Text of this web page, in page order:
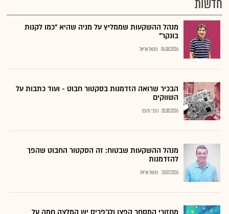
חדשות
מנהל ההשקעות שממליץ על מניה שהיא "כמו לקנות
בונקר"
04.08.2026 נתנאל אריאל
הבכיר שרואה הזדמנות בסקטור חבוט - ועוד כתבות על
השווקים
01.08.2026 כתבי גלובס
מנהל ההשקעות שבטוח: זה הסקטור החבוט שהפך
להזדמנות
28.07.2026 נתנאל אריאל